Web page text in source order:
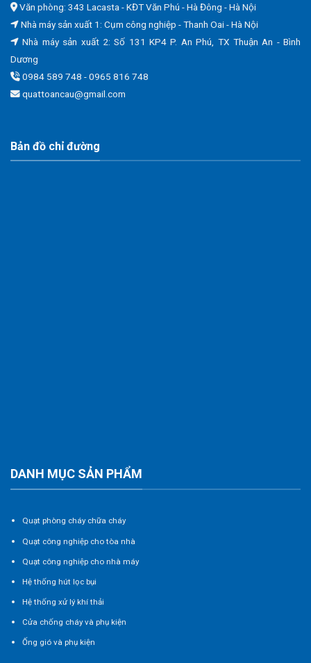
Văn phòng: 343 Lacasta - KĐT Văn Phú - Hà Đông - Hà Nội
Nhà máy sản xuất 1: Cụm công nghiệp - Thanh Oai - Hà Nội
Nhà máy sản xuất 2: Số 131 KP4 P. An Phú, TX Thuận An - Bình
Dương
0984 589 748 - 0965 816 748
quattoancau@gmail.com
DANH MỤC SẢN PHẨM
Quạt phòng cháy chữa cháy
Quạt công nghiệp cho tòa nhà
Quạt công nghiệp cho nhà máy
Hệ thống hút lọc bụi
Hệ thống xử lý khí thải
Cửa chống cháy và phụ kiện
Ống gió và phụ kiện
Bản đồ chỉ đường